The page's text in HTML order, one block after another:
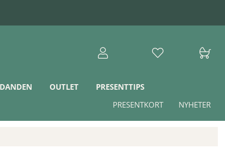
OUTLET
PRESENTTIPS
NYHETER
PRESENTKORT